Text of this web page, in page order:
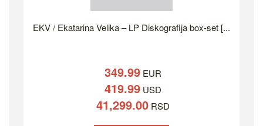
EKV / Ekatarina Velika – LP Diskografija box-set [...
349.99 EUR
419.99 USD
41,299.00 RSD